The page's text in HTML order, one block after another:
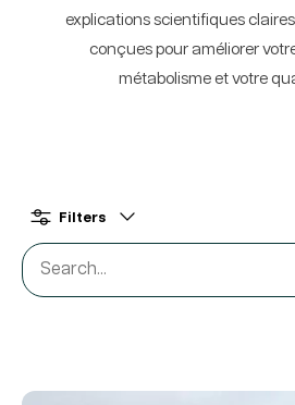
explications scientifiques
conçues pour améliorer
métabolisme et votre
Filters